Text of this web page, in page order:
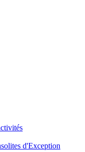
d'Exception